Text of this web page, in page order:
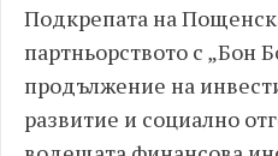
Подкрепата на
партньорството с „Бон
продължение на
развитие и социално